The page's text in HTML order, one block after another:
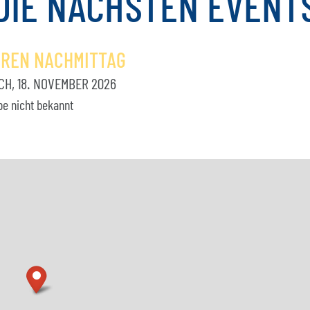
NÄCHSTEN
NACHMITTAG
18. NOVEMBER 2026
nicht bekannt